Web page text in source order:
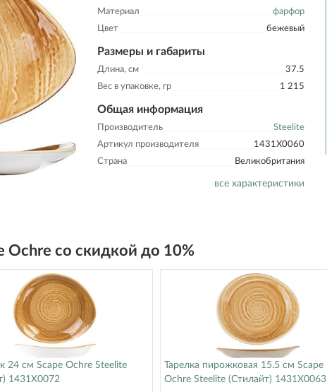
Материал
фарфор
Цвет
бежевый
Размеры и габариты
Длина, см
37.5
Вес в упаковке, гр
1 215
Общая информация
Производитель
Steelite
Артикул производителя
1431X0060
Страна
Великобритания
все характеристики
Ochre со скидкой до 10%
24 см Scape Ochre Steelite
1431X0072
Тарелка пирожковая 15.5 см Scape
Ochre Steelite (Стилайт) 1431X0063